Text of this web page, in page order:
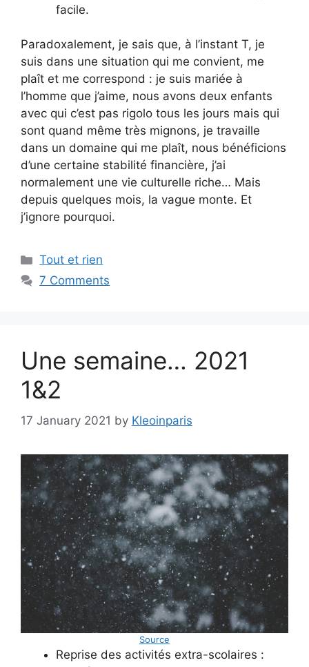
facile.
Paradoxalement, je sais que, à l’instant T, je
suis dans une situation qui me convient, me
plaît et me correspond : je suis mariée à
l’homme que j’aime, nous avons deux enfants
avec qui c’est pas rigolo tous les jours mais qui
sont quand même très mignons, je travaille
dans un domaine qui me plaît, nous bénéficions
d’une certaine stabilité financière, j’ai
normalement une vie culturelle riche… Mais
depuis quelques mois, la vague monte. Et
j’ignore pourquoi.
Categories
Tout et rien
7 Comments
Une semaine… 2021
1&2
17 January 2021 by Kleoinparis
Source
Reprise des activités extra-scolaires :